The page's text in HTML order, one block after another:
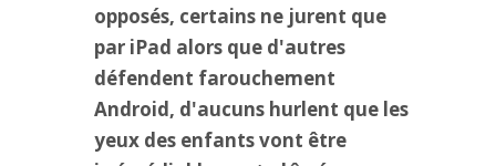
opposés, certains ne jurent que
par iPad alors que d'autres
défendent farouchement
Android, d'aucuns hurlent que les
yeux des enfants vont être